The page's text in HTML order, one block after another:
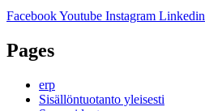
FacebookYoutube Instagram Linkedin
Pages
erp
Sisällöntuotanto yleisesti